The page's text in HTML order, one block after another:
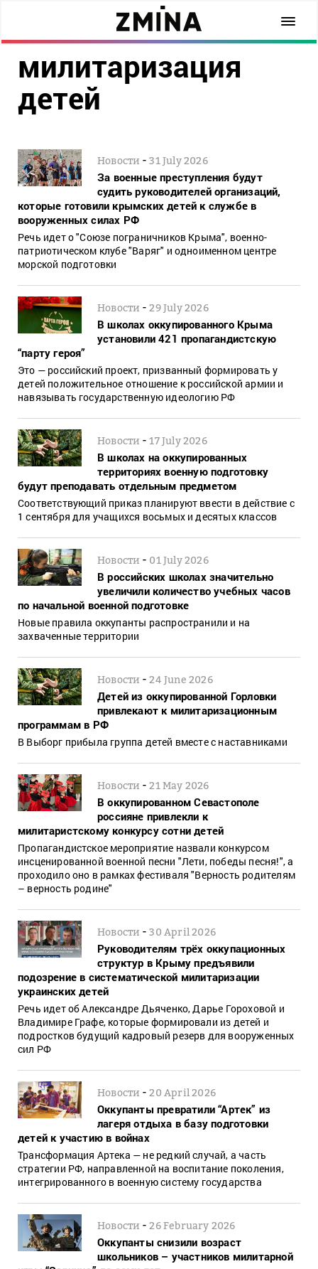
милитаризация
детей
Новости -31 July 2026
За военные преступления будут
судить руководителей организаций,
которые готовили крымских детей к службе в
вооруженных силах РФ
Речь идет о "Союзе пограничников Крыма", военно-
патриотическом клубе "Варяг" и одноименном центре
морской подготовки
Новости -29 July 2026
В школах оккупированного Крыма
установили 421 пропагандистскую
“парту героя”
Это — российский проект, призванный формировать у
детей положительное отношение к российской армии и
навязывать государственную идеологию РФ
Новости -17 July 2026
В школах на оккупированных
территориях военную подготовку
будут преподавать отдельным предметом
Соответствующий приказ планируют ввести в действие с
1 сентября для учащихся восьмых и десятых классов
Новости - 01 July 2026
В российских школах значительно
увеличили количество учебных часов
по начальной военной подготовке
Новые правила оккупанты распространили и на
захваченные территории
Новости -24 June 2026
Детей из оккупированной Горловки
привлекают к милитаризационным
программам в РФ
В Выборг прибыла группа детей вместе с наставниками
Новости -21 May 2026
В оккупированном Севастополе
россияне привлекли к
милитаристскому конкурсу сотни детей
Пропагандистское мероприятие назвали конкурсом
инсценированной военной песни "Лети, победы песня!", а
проходило оно в рамках фестиваля "Верность родителям
– верность родине"
Новости -30 April 2026
Руководителям трёх оккупационных
структур в Крыму предъявили
подозрение в систематической милитаризации
украинских детей
Речь идет об Александре Дьяченко, Дарье Гороховой и
Владимире Графе, которые формировали из детей и
подростков будущий кадровый резерв для вооруженных
сил РФ
Новости -20 April 2026
Оккупанты превратили “Артек” из
лагеря отдыха в базу подготовки
детей к участию в войнах
Трансформация Артека — не редкий случай, а часть
стратегии РФ, направленной на воспитание поколения,
интегрированного в военную систему государства
Новости -26 February 2026
Оккупанты снизили возраст
школьников – участников милитарной